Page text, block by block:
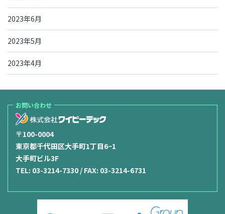
2023年6月
2023年5月
2023年4月
お問い合わせ
〒100-0004
東京都千代田区大手町1丁目6−1
大手町ビル3F
TEL: 03-3214-7330 / FAX: 03-3214-6731